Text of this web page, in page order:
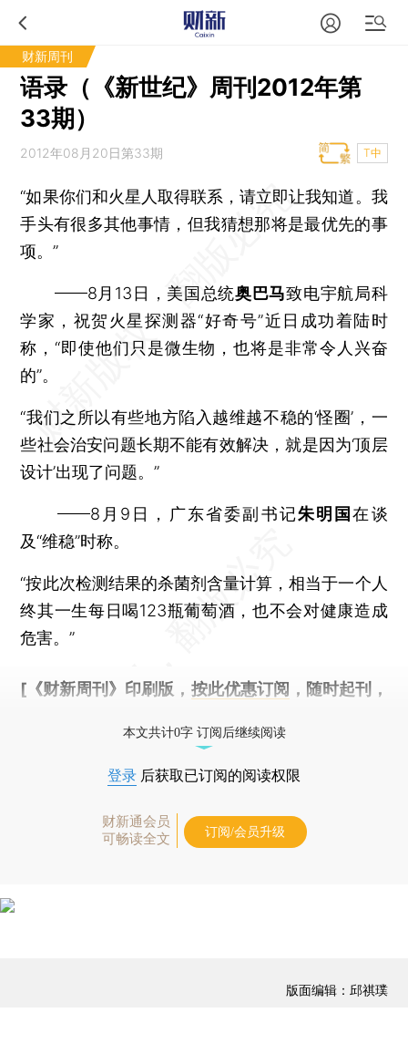
财新周刊
语录（《新世纪》周刊2012年第
33期）
2012年08月20日第33期 T中
“如果你们和火星人取得联系，请立即让我知道。我
手头有很多其他事情，但我猜想那将是最优先的事
项。”
——8月13日，美国总统奥巴马致电宇航局科
学家，祝贺火星探测器“好奇号”近日成功着陆时
称，“即使他们只是微生物，也将是非常令人兴奋
的”。
“我们之所以有些地方陷入越维越不稳的‘怪圈’，一
些社会治安问题长期不能有效解决，就是因为‘顶层
设计’出现了问题。”
——8月9日，广东省委副书记朱明国在谈
及“维稳”时称。
“按此次检测结果的杀菌剂含量计算，相当于一个人
终其一生每日喝123瓶葡萄酒，也不会对健康造成
危害。”
[《财新周刊》印刷版， 按此优惠订阅 ，随时起刊，
本文共计0字 订阅后继续阅读
登录 后获取已订阅的阅读权限
财新通会员
可畅读全文
订阅/会员升级
版面编辑：邱祺璞